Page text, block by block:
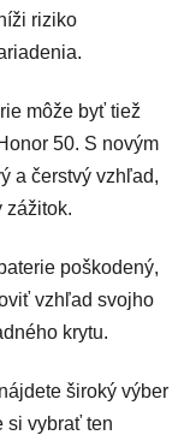
riziko
môže byť tiež
50. S novým
a čerstvý vzhľad,
zážitok.
poškodený,
vzhľad svojho
krytu.
široký výber
si vybrať ten